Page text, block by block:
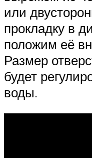
или
прокладку в
положим её
Размер
будет
воды.